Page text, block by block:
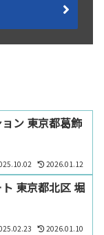
ン 東京都葛飾
2026.01.12
東京都北区 堀
2026.01.10